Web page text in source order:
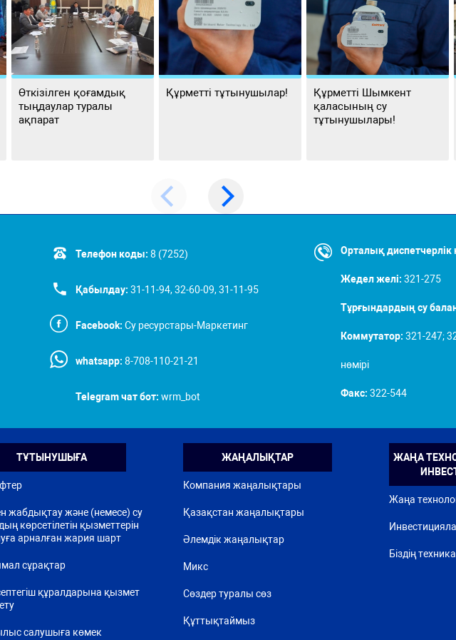
Өткізілген қоғамдық
тыңдаулар туралы
ақпарат
Құрметті тұтынушылар!
Құрметті Шымкент
қаласының су
тұтынушылары!
Орталық
Жедел желі: 321-275
Тұрғындардың су
Коммутатор: 321-247;
нөмірі
Факс: 322-544
Телефон коды: 8 (7252)
Қабылдау: 31-11-94, 32-60-09, 31-11-95
Facebook: Су ресурстары-Маркетинг
whatsapp: 8-708-110-21-21
Telegram чат бот: wrm_bot
ТҰТЫНУШЫҒА
жабдықтау және (немесе) су
көрсетілетін қызметтерін
арналған жария шарт
сұрақтар
құралдарына қызмет
салушыға көмек
ЖАҢАЛЫҚТАР
Компания жаңалықтары
Қазақстан жаңалықтары
Әлемдік жаңалықтар
Микс
Сөздер туралы сөз
Құттықтаймыз
ЖАҢА
Жаңа
Біздің техника